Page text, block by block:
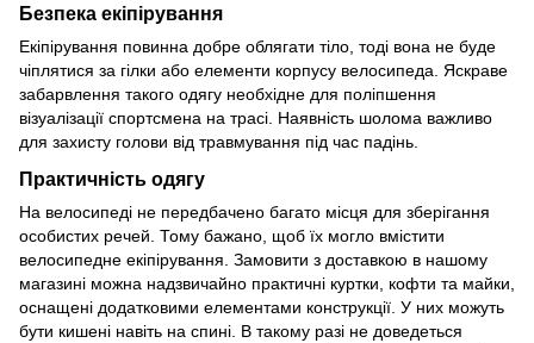
Безпека екіпірування
Екіпірування повинна добре облягати тіло, тоді вона не буде
чіплятися за гілки або елементи корпусу велосипеда. Яскраве
забарвлення такого одягу необхідне для поліпшення
візуалізації спортсмена на трасі. Наявність шолома важливо
для захисту голови від травмування під час падінь.
Практичність одягу
На велосипеді не передбачено багато місця для зберігання
особистих речей. Тому бажано, щоб їх могло вмістити
велосипедне екіпірування. Замовити з доставкою в нашому
магазині можна надзвичайно практичні куртки, кофти та майки,
оснащені додатковими елементами конструкції. У них можуть
бути кишені навіть на спині. В такому разі не доведеться